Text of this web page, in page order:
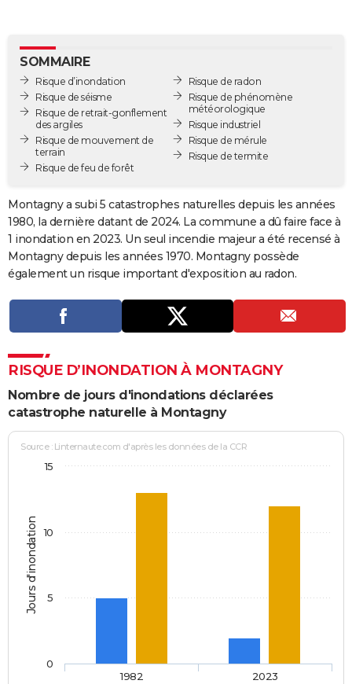
GUIDES D'ACHAT
BONS PLANS
CARTE DE VOEUX
Carte de Noël
Carte Bonne année
Carte Saint-Valentin
Carte Pâques
Carte d'anniversaire
DICTIONNAIRE
Dictionnaire
Biographies
Citations
Expressions
Proverbes
COPAINS D'AVANT
S'inscrire
Se connecter
Lycées
Collèges
Primaires
Universités
Entreprises
Service militaire
Avis de recherche
AVIS DE DÉCÈS
FORUM
Bricolage
Lifestyle
Culture
Sport
Auto
Television
Voyage
Cinema
SOMMAIRE
Risque d’inondation
Risque de séisme
Risque de retrait-gonflement
des argiles
Risque de mouvement de
terrain
Risque de feu de forêt
Risque de radon
Risque de phénomène
météorologique
Risque industriel
Risque de mérule
Risque de termite
Montagny a subi 5 catastrophes naturelles depuis les années
1980, la dernière datant de 2024. La commune a dû faire face à
1 inondation en 2023. Un seul incendie majeur a été recensé à
Montagny depuis les années 1970. Montagny possède
également un risque important d'exposition au radon.
RISQUE D’INONDATION À MONTAGNY
Nombre de jours d'inondations déclarées
catastrophe naturelle à Montagny
Jours d'inondation
Source : Linternaute.com d'après les données de la CCR
1982 2023
0
5
10
15